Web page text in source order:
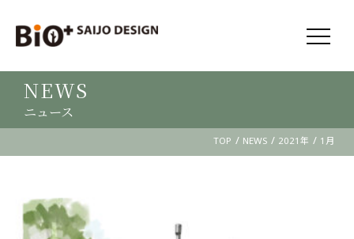
NEWS
ニュース
TOP / NEWS / 2021年 / 1月